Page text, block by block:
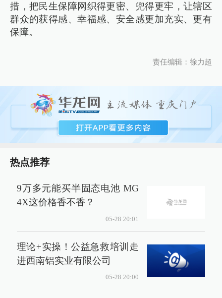
措，把民生保障网织得更密、兜得更牢，让辖区
群众的获得感、幸福感、安全感更加充实、更有
保障。
责任编辑：徐力超
热点推荐
9万多元能买半固态电池 MG
4X这价格香不香？
05-28 20:01
理论+实操！公益急救培训走
进西南铝实业有限公司
05-28 20:00